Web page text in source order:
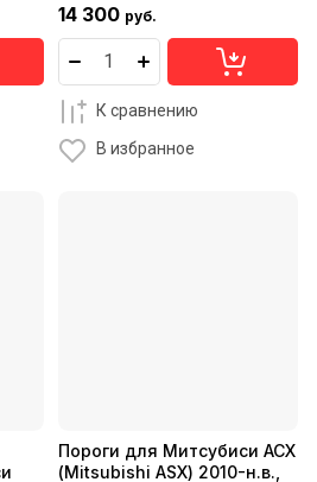
14 300 руб.
К сравнению
В избранное
Пороги для Митсубиси АСХ
(Mitsubishi ASX) 2010-н.в.,